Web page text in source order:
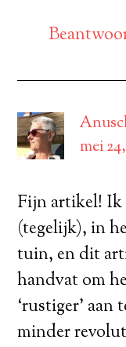
mei
Fijn artikel! Ik
(tegelijk), in
tuin, en dit
handvat om
‘rustiger’
minder